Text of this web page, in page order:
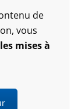
de
vous
mises à